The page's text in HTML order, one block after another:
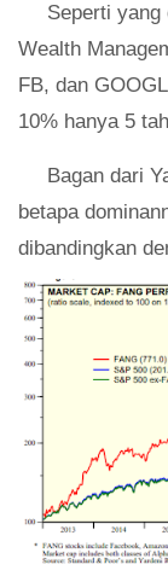
Seperti
Wealth
FB, dan
10% hanya 5
Bagan dari
betapa
dibandingkan